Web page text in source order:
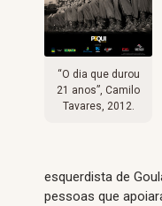
“O dia que durou
21 anos”, Camilo
Tavares, 2012.
esquerdista de
pessoas que